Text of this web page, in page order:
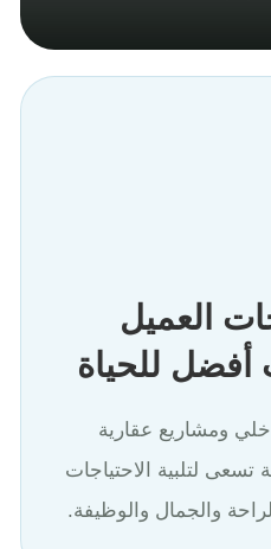
العميل
للحياة
ومشاريع عقارية
لتلبية الاحتياجات
والجمال والوظيفة.